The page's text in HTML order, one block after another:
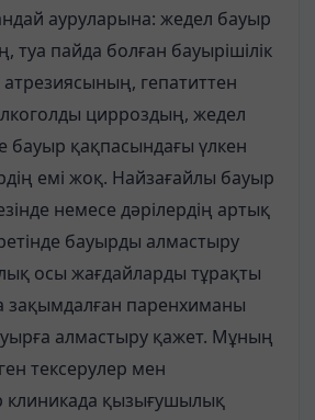
ауруларына: жедел бауыр
туа пайда болған бауырішілік
гепатиттен
цирроздың, жедел
бауыр қақпасындағы үлкен
емі жоқ. Найзағайлы бауыр
немесе дәрілердің артық
бауырды алмастыру
осы жағдайларды тұрақты
зақымдалған паренхиманы
алмастыру қажет. Мұның
тексерулер мен
клиникада қызығушылық